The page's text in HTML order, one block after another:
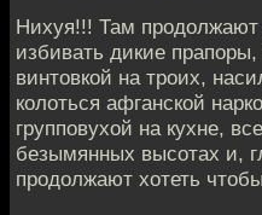
Нихуя!!! Там продолжают
избивать дикие
винтовкой на троих,
колоться афганской
групповухой на кухне,
безымянных высотах и,
продолжают хотеть